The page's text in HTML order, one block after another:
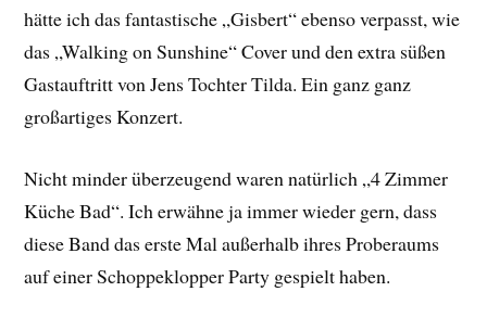
hätte ich das fantastische „Gisbert“ ebenso verpasst, wie
das „Walking on Sunshine“ Cover und den extra süßen
Gastauftritt von Jens Tochter Tilda. Ein ganz ganz
großartiges Konzert.
Nicht minder überzeugend waren natürlich „4 Zimmer
Küche Bad“. Ich erwähne ja immer wieder gern, dass
diese Band das erste Mal außerhalb ihres Proberaums
auf einer Schoppeklopper Party gespielt haben.